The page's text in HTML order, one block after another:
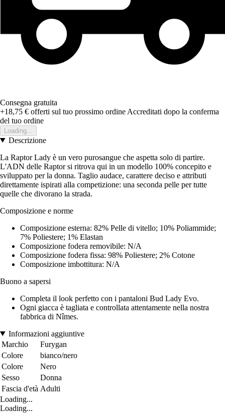
Consegna gratuita
+18,75 € offerti sul tuo prossimo ordine Accreditati dopo la conferma
del tuo ordine
Loading...
Descrizione
La Raptor Lady è un vero purosangue che aspetta solo di partire.
L'ADN delle Raptor si ritrova qui in un modello 100% concepito e
sviluppato per la donna. Taglio audace, carattere deciso e attributi
direttamente ispirati alla competizione: una seconda pelle per tutte
quelle che divorano la strada.
Composizione e norme
Composizione esterna: 82% Pelle di vitello; 10% Poliammide;
7% Poliestere; 1% Elastan
Composizione fodera removibile: N/A
Composizione fodera fissa: 98% Poliestere; 2% Cotone
Composizione imbottitura: N/A
Buono a sapersi
Completa il look perfetto con i pantaloni Bud Lady Evo.
Ogni giacca è tagliata e controllata attentamente nella nostra
fabbrica di Nîmes.
Informazioni aggiuntive
Marchio
Furygan
Colore
bianco/nero
Colore
Nero
Sesso
Donna
Fascia d'età Adulti
Loading...
Loading...